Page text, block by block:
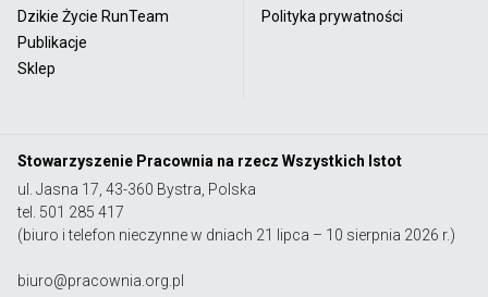
Dzikie Życie RunTeam
Publikacje
Sklep
Polityka prywatności
Stowarzyszenie Pracownia na rzecz Wszystkich Istot
ul. Jasna 17, 43-360 Bystra, Polska
tel. 501 285 417
(biuro i telefon nieczynne w dniach 21 lipca – 10 sierpnia 2026 r.)
biuro@pracownia.org.pl